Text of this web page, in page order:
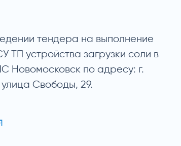
тендера на выполнение
ТП устройства загрузки соли в
Новомосковск по адресу: г.
улица Свободы, 29.